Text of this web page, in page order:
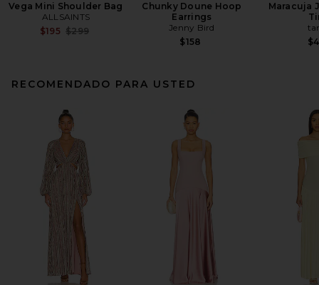
Vega Mini Shoulder Bag
ALLSAINTS
$195 Previous price:
$299
Chunky Doune Hoop
Earrings
Jenny Bird
$158
Maracuja
RECOMENDADO PARA USTED